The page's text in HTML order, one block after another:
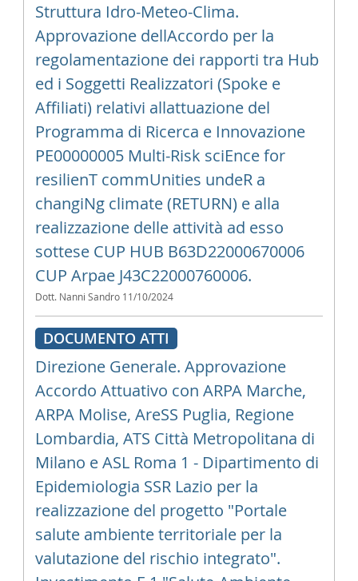
Struttura Idro-Meteo-Clima.
Approvazione dellAccordo per la
regolamentazione dei rapporti tra Hub
ed i Soggetti Realizzatori (Spoke e
Affiliati) relativi allattuazione del
Programma di Ricerca e Innovazione
PE00000005 Multi-Risk sciEnce for
resilienT commUnities undeR a
changiNg climate (RETURN) e alla
realizzazione delle attività ad esso
sottese CUP HUB B63D22000670006 
CUP Arpae J43C22000760006.
Dott. Nanni Sandro 11/10/2024
DOCUMENTO ATTI
Direzione Generale. Approvazione
Accordo Attuativo con ARPA Marche,
ARPA Molise, AreSS Puglia, Regione
Lombardia, ATS Città Metropolitana di
Milano e ASL Roma 1 - Dipartimento di
Epidemiologia SSR Lazio per la
realizzazione del progetto "Portale
salute ambiente territoriale per la
valutazione del rischio integrato".